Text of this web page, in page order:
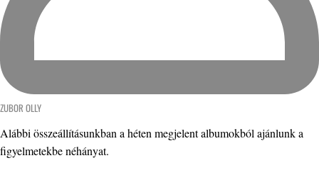
ZUBOR OLLY
Alábbi összeállításunkban a héten megjelent albumokból ajánlunk a
figyelmetekbe néhányat.